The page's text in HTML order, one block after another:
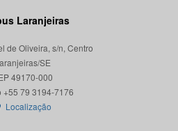
Laranjeiras
de Oliveira, s/n, Centro
SE
49170-000
Localização